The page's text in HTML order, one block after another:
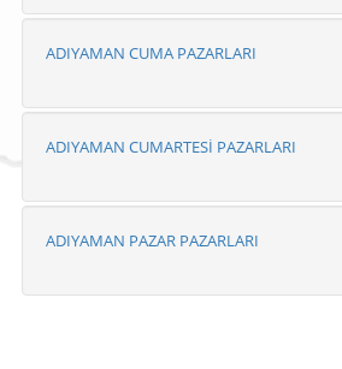
ADIYAMAN CUMA PAZARLARI
ADIYAMAN CUMARTESİ PAZARLARI
ADIYAMAN PAZAR PAZARLARI